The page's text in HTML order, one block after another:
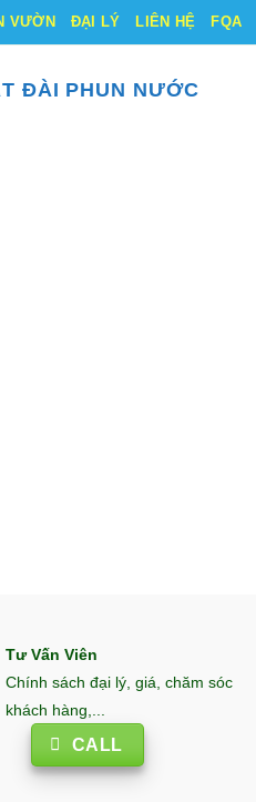
VƯỜN ĐẠI LÝ LIÊN HỆ FQA
ĐÀI PHUN NƯỚC
Tư Vấn Viên
Chính sách đại lý, giá, chăm sóc
khách hàng,...
CALL